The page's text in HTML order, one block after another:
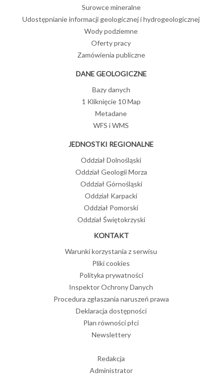
Surowce mineralne
Udostępnianie informacji geologicznej i hydrogeologicznej
Wody podziemne
Oferty pracy
Zamówienia publiczne
DANE GEOLOGICZNE
Bazy danych
1 Kliknięcie 10 Map
Metadane
WFS i WMS
JEDNOSTKI REGIONALNE
Oddział Dolnośląski
Oddział Geologii Morza
Oddział Górnośląski
Oddział Karpacki
Oddział Pomorski
Oddział Świętokrzyski
KONTAKT
Warunki korzystania z serwisu
Pliki cookies
Polityka prywatności
Inspektor Ochrony Danych
Procedura zgłaszania naruszeń prawa
Deklaracja dostępności
Plan równości płci
Newslettery
Redakcja
Administrator